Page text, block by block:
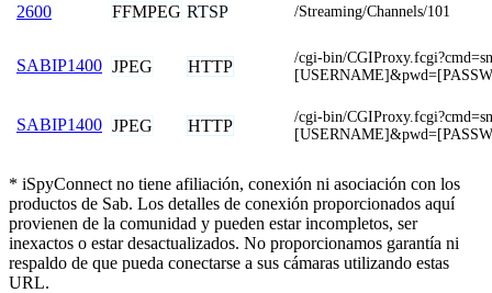
2600 FFMPEG RTSP /Streaming/Channels/101
SABIP1400 JPEG HTTP
/cgi-bin/
SABIP1400 JPEG HTTP
/cgi-bin/
* iSpyConnect no tiene afiliación, conexión ni asociación con los
productos de Sab. Los detalles de conexión proporcionados aquí
provienen de la comunidad y pueden estar incompletos, ser
inexactos o estar desactualizados. No proporcionamos garantía ni
respaldo de que pueda conectarse a sus cámaras utilizando estas
URL.